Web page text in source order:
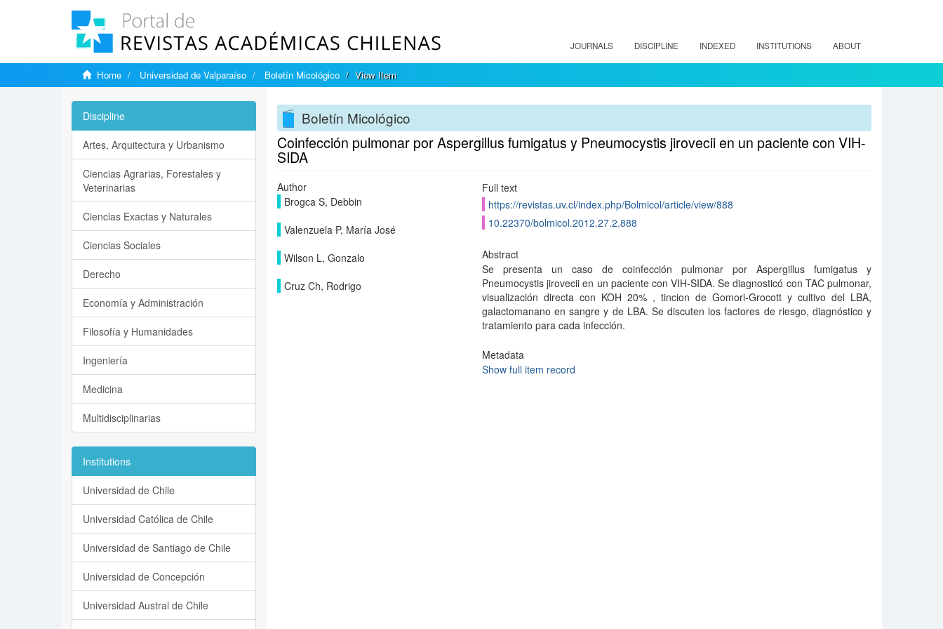
JOURNALS DISCIPLINE INDEXED INSTITUTIONS ABOUT
Home Universidad de Valparaíso Boletín Micológico View Item
Boletín Micológico
Coinfección pulmonar por Aspergillus fumigatus y Pneumocystis jirovecii en un paciente con VIH-
SIDA
Author
Brogca S, Debbin
Valenzuela P, María José
Wilson L, Gonzalo
Cruz Ch, Rodrigo
Full text
https://revistas.uv.cl/index.php/Bolmicol/article/view/888
10.22370/bolmicol.2012.27.2.888
Abstract
Se presenta un caso de coinfección pulmonar por Aspergillus fumigatus y
Pneumocystis jirovecii en un paciente con VIH-SIDA. Se diagnosticó con TAC pulmonar,
visualización directa con KOH 20% , tincion de Gomori-Grocott y cultivo del LBA,
galactomanano en sangre y de LBA. Se discuten los factores de riesgo, diagnóstico y
tratamiento para cada infección.
Metadata
Show full item record
Discipline
Artes, Arquitectura y Urbanismo
Ciencias Agrarias, Forestales y
Veterinarias
Ciencias Exactas y Naturales
Ciencias Sociales
Derecho
Economía y Administración
Filosofía y Humanidades
Ingeniería
Medicina
Multidisciplinarias
Institutions
Universidad de Chile
Universidad Católica de Chile
Universidad de Santiago de Chile
Universidad de Concepción
Universidad Austral de Chile